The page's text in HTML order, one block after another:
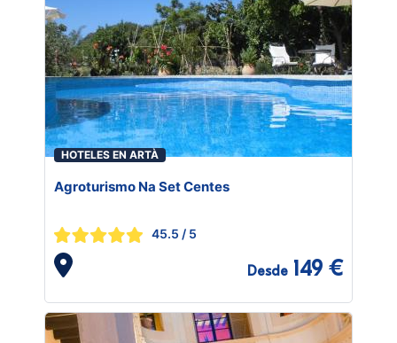
HOTELES EN ARTÀ
Agroturismo Na Set Centes
45.5 / 5
Desde 149 €